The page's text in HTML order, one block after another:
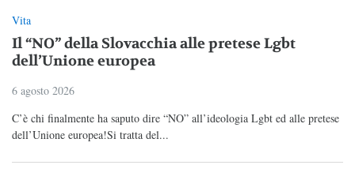
Vita
Il “NO” della Slovacchia alle pretese Lgbt
dell’Unione europea
6 agosto 2026
C’è chi finalmente ha saputo dire “NO” all’ideologia Lgbt ed alle pretese
dell’Unione europea!Si tratta del...